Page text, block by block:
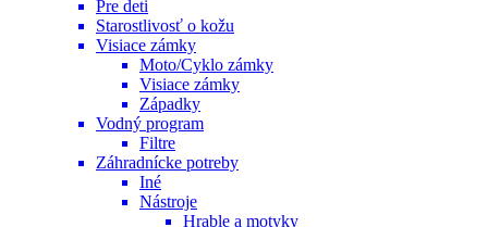
Pre deti
Starostlivosť o kožu
Visiace zámky
Moto/Cyklo zámky
Visiace zámky
Západky
Vodný program
Filtre
Záhradnícke potreby
Iné
Nástroje
Hrable a motyky